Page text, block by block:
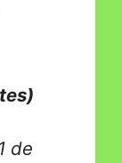
de